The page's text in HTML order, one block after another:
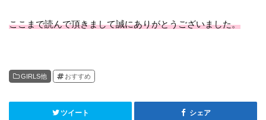
ここまで読んで頂きまして誠にありがとうございました。
GIRLS他 おすすめ
ツイート シェア